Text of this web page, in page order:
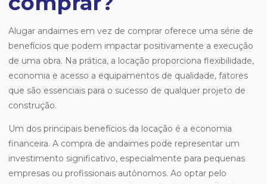
Alugar andaimes em vez de comprar oferece uma série de
benefícios que podem impactar positivamente a execução
de uma obra. Na prática, a locação proporciona flexibilidade,
economia e acesso a equipamentos de qualidade, fatores
que são essenciais para o sucesso de qualquer projeto de
construção.
Um dos principais benefícios da locação é a economia
financeira. A compra de andaimes pode representar um
investimento significativo, especialmente para pequenas
empresas ou profissionais autônomos. Ao optar pelo